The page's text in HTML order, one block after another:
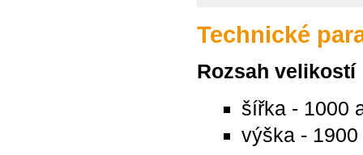
Technické
Rozsah velikostí
šířka - 1000
výška -